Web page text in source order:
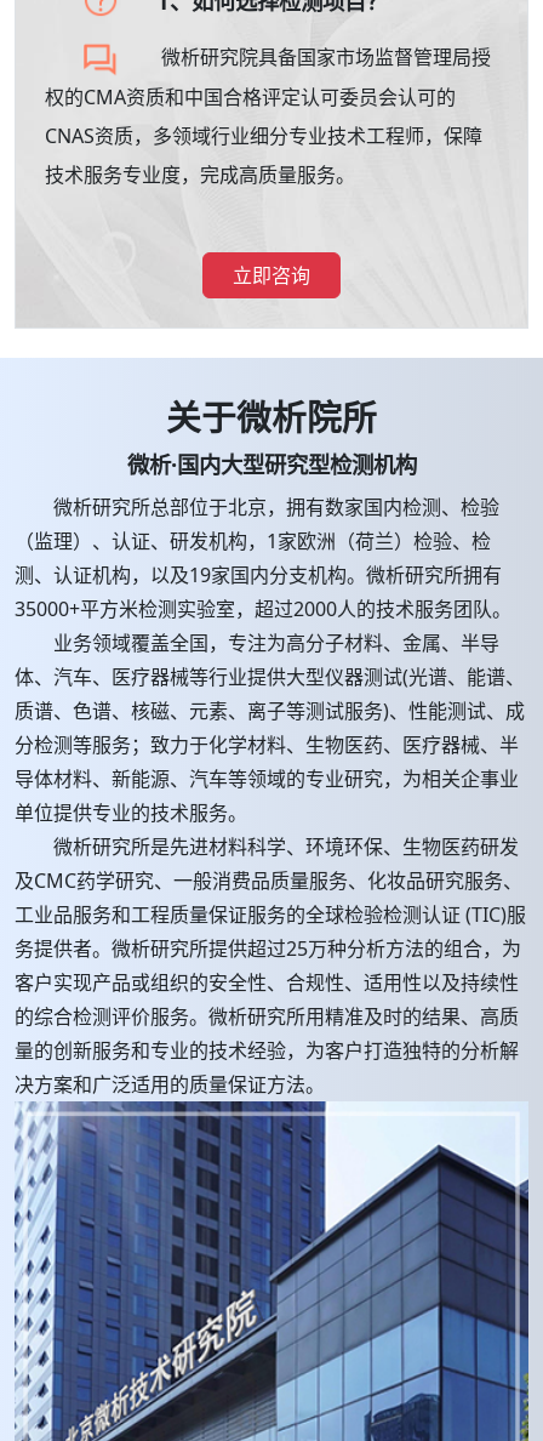
微析研究院具备国家市场监督管理局授
权的CMA资质和中国合格评定认可委员会认可的
CNAS资质，多领域行业细分专业技术工程师，保障
技术服务专业度，完成高质量服务。
立即咨询
关于微析院所
微析·国内大型研究型检测机构
微析研究所总部位于北京，拥有数家国内检测、检验
（监理）、认证、研发机构，1家欧洲（荷兰）检验、检
测、认证机构，以及19家国内分支机构。微析研究所拥有
35000+平方米检测实验室，超过2000人的技术服务团队。
业务领域覆盖全国，专注为高分子材料、金属、半导
体、汽车、医疗器械等行业提供大型仪器测试(光谱、能谱、
质谱、色谱、核磁、元素、离子等测试服务)、性能测试、成
分检测等服务；致力于化学材料、生物医药、医疗器械、半
导体材料、新能源、汽车等领域的专业研究，为相关企事业
单位提供专业的技术服务。
微析研究所是先进材料科学、环境环保、生物医药研发
及CMC药学研究、一般消费品质量服务、化妆品研究服务、
工业品服务和工程质量保证服务的全球检验检测认证 (TIC)服
务提供者。微析研究所提供超过25万种分析方法的组合，为
客户实现产品或组织的安全性、合规性、适用性以及持续性
的综合检测评价服务。微析研究所用精准及时的结果、高质
量的创新服务和专业的技术经验，为客户打造独特的分析解
决方案和广泛适用的质量保证方法。